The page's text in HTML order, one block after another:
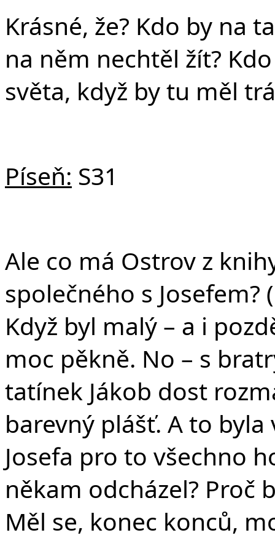
Krásné, že? Kdo by na
na něm nechtěl žít?
světa, když by tu měl
Píseň: S31
Ale co má Ostrov z
společného s Josefem?
Když byl malý – a i
moc pěkně. No – s
tatínek Jákob dost
barevný plášť. A to
Josefa pro to všechno
někam odcházel? Proč
Měl se, konec konců,